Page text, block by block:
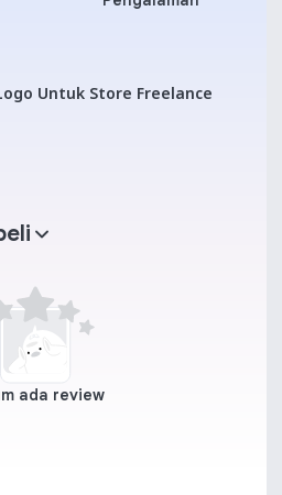
Untuk Store Freelance
ada review